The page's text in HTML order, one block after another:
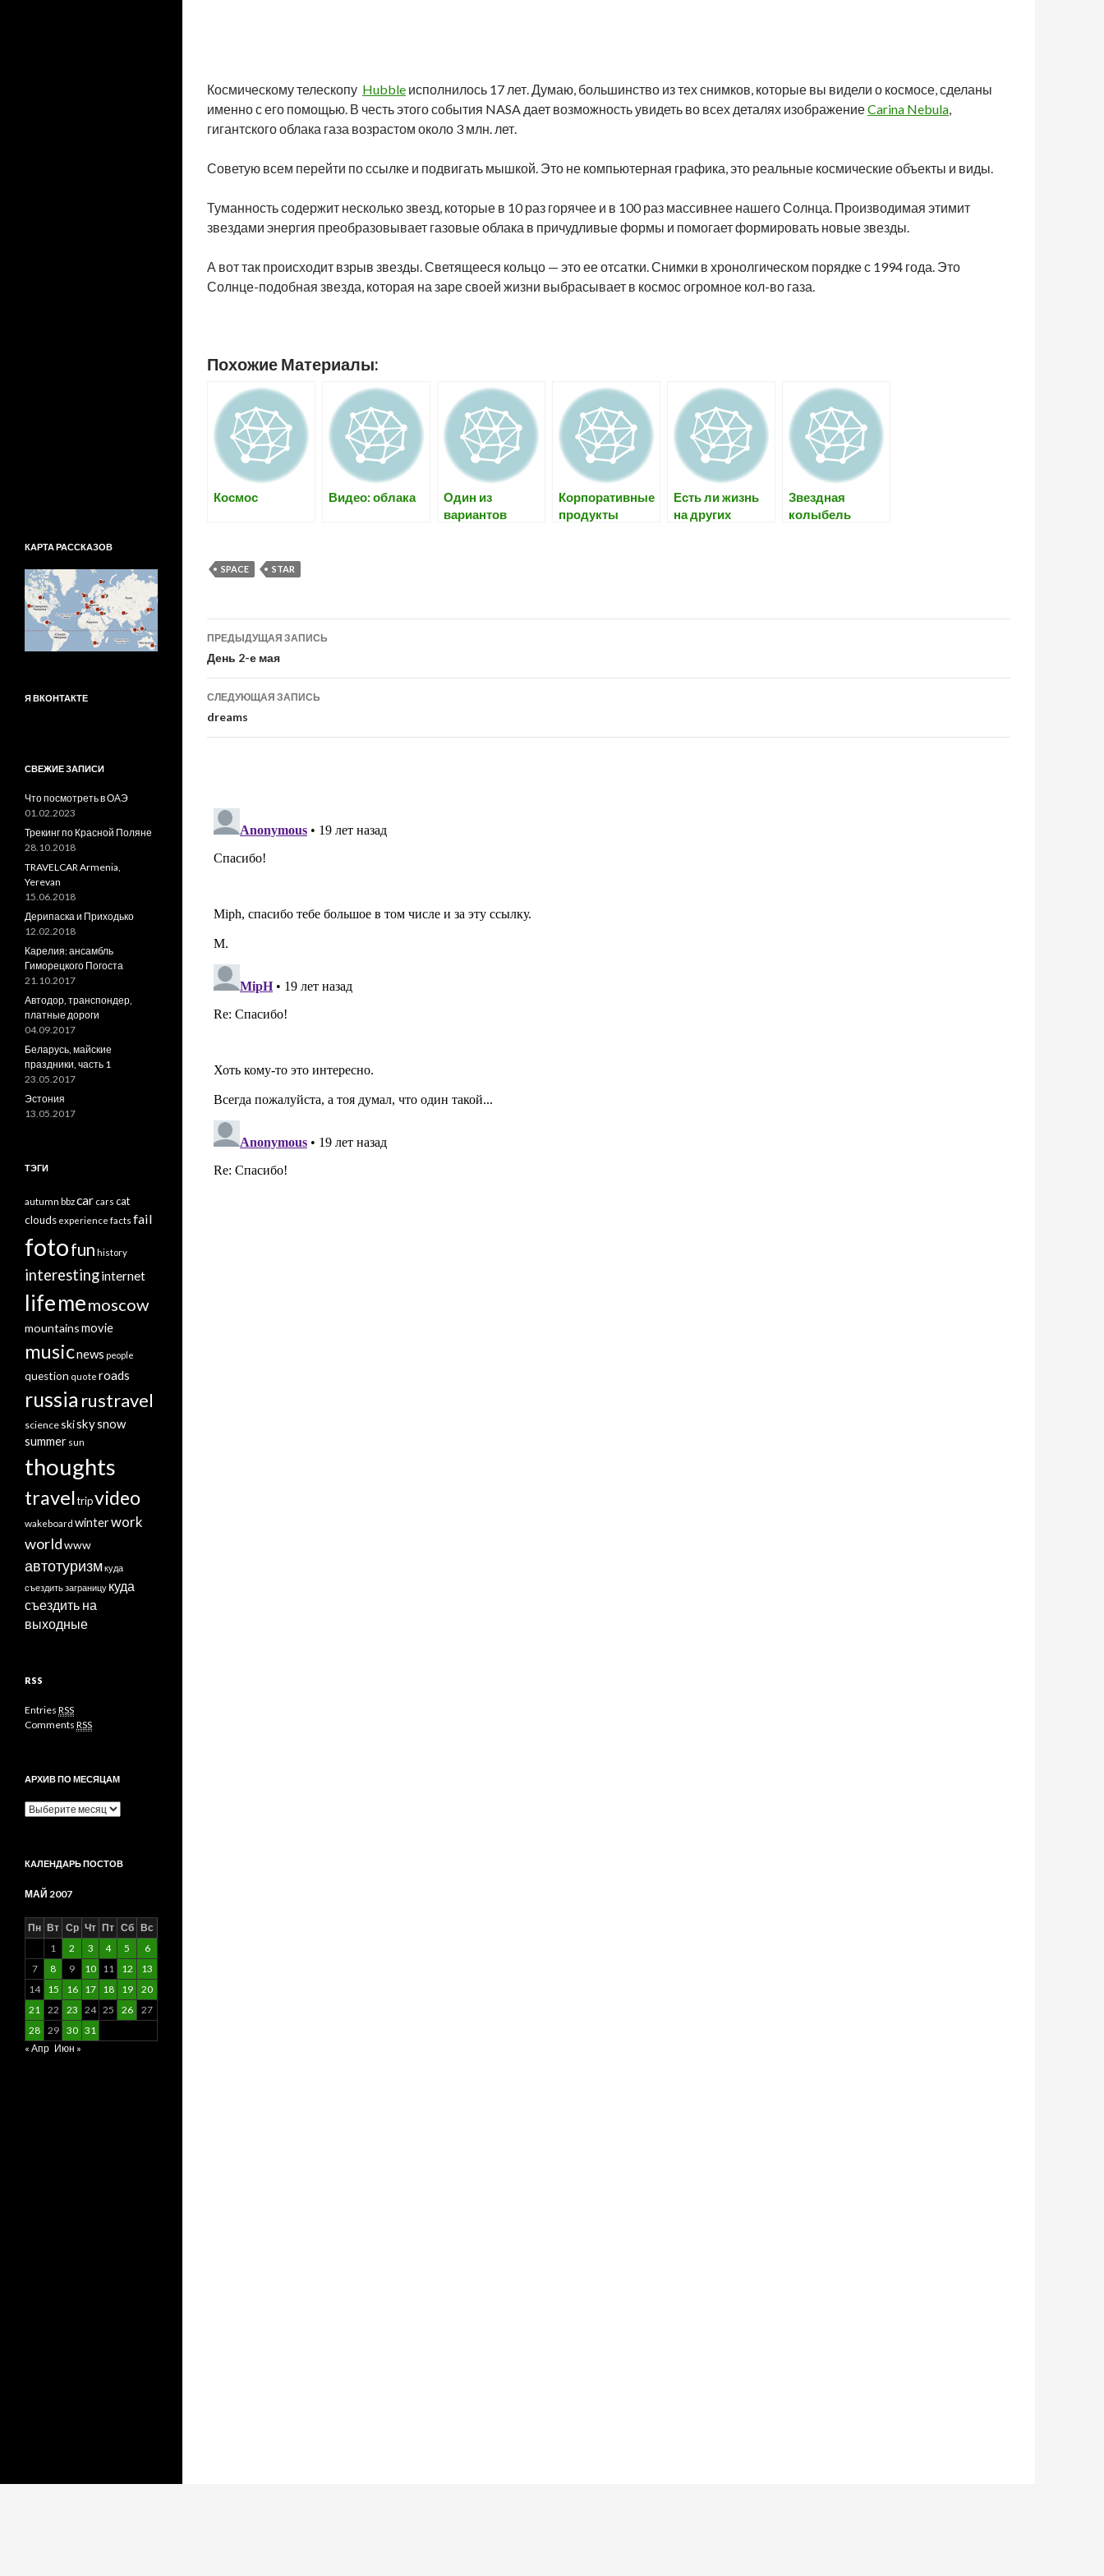
Космическому телескопу Hubble исполнилось 17 лет. Думаю, большинство из тех снимков, которые вы видели о космосе, сделаны
именно с его помощью. В честь этого события NASA дает возможность увидеть во всех деталях изображениеCarina Nebula,
гигантского облака газа возрастом около 3 млн. лет.
Советую всем перейти по ссылке и подвигать мышкой. Это не компьютерная графика, это реальные космические объекты и виды.
Туманность содержит несколько звезд, которые в 10 раз горячее и в 100 раз массивнее нашего Солнца. Производимая этимит
звездами энергия преобразовывает газовые облака в причудливые формы и помогает формировать новые звезды.
А вот так происходит взрыв звезды. Светящееся кольцо — это ее отсатки. Снимки в хронолгическом порядке с 1994 года. Это
Солнце-подобная звезда, которая на заре своей жизни выбрасывает в космос огромное кол-во газа.
Похожие Материалы:
Космос Видео: облака
Один из
вариантов
Корпоративные
продукты
Есть ли жизнь
на других
Звездная
колыбель
SPACE STAR
Навигация
по
записям
ПРЕДЫДУЩАЯ ЗАПИСЬ
День 2-е мая
СЛЕДУЮЩАЯ ЗАПИСЬ
dreams
КАРТА РАССКАЗОВ
Я ВКОНТАКТЕ
СВЕЖИЕ ЗАПИСИ
Что посмотреть в ОАЭ
01.02.2023
Трекинг по Красной Поляне
28.10.2018
TRAVELCAR Armenia,
Yerevan
15.06.2018
Дерипаска и Приходько
12.02.2018
Карелия: ансамбль
Гиморецкого Погоста
21.10.2017
Автодор, транспондер,
платные дороги
04.09.2017
Беларусь, майские
праздники, часть 1
23.05.2017
Эстония
13.05.2017
ТЭГИ
autumn bbzcar cars cat
clouds experience facts fail
fotofun history
interestinginternet
lifememoscow
mountainsmovie
musicnews people
question quote roads
russia rustravel
science skiskysnow
summer sun
thoughts
traveltripvideo
wakeboard winterwork
worldwww
автотуризмкуда
съездить заграницу куда
съездить на
выходные
RSS
Entries RSS
Comments RSS
АРХИВ ПО МЕСЯЦАМ
Архив
КАЛЕНДАРЬ ПОСТОВ
МАЙ 2007
Пн Вт Ср Чт Пт Сб Вс
1
2 3 4 5
6
7
8 9 10 11 12
13
14
15 16 17 18 19
20
21 22 23 24 25 26
27
28 29 30 31
« Апр Июн »